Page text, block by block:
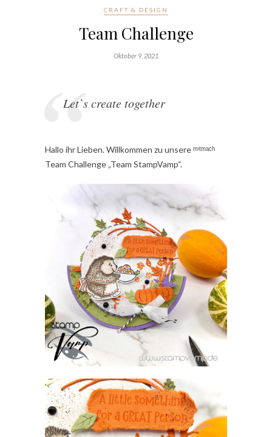
CRAFT & DESIGN
Team Challenge
Oktober 9, 2021
Let`s create together
Hallo ihr Lieben. Willkommen zu unsere ᵐⁱᵗᵐᵃᶜʰ
Team Challenge „Team StampVamp“.